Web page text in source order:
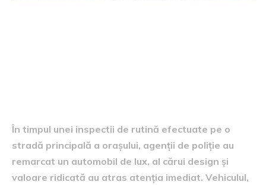
În timpul unei inspectii de rutină efectuate pe o
stradă principală a orașului, agenții de poliție au
remarcat un automobil de lux, al cărui design și
valoare ridicată au atras atenția imediat. Vehiculul,